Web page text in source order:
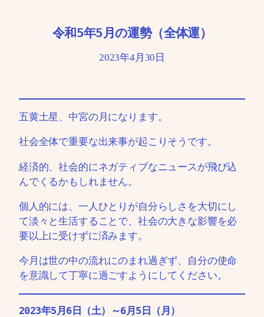
令和5年5月の運勢（全体運）
2023年4月30日
五黄土星、中宮の月になります。
社会全体で重要な出来事が起こりそうです。
経済的、社会的にネガティブなニュースが飛び込
んでくるかもしれません。
個人的には、一人ひとりが自分らしさを大切にし
て淡々と生活することで、社会の大きな影響を必
要以上に受けずに済みます。
今月は世の中の流れにのまれ過ぎず、自分の使命
を意識して丁寧に過ごすようにしてください。
2023年5月6日（土）～6月5日（月）